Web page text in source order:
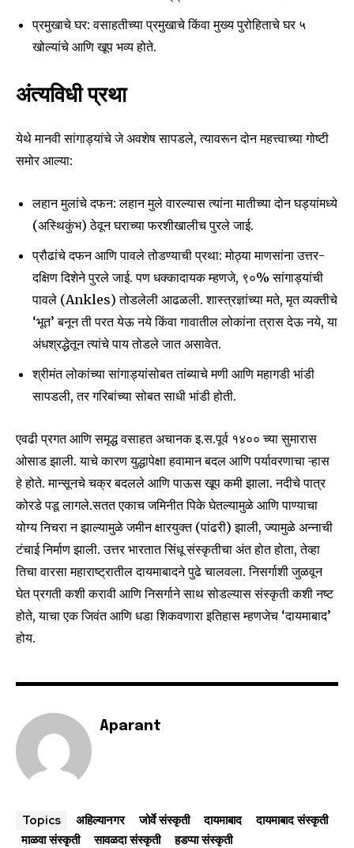
प्रमुखाचे घर: वसाहतीच्या प्रमुखाचे किंवा मुख्य पुरोहिताचे घर ५
खोल्यांचे आणि खूप भव्य होते.
अंत्यविधी प्रथा
येथे मानवी सांगाड्यांचे जे अवशेष सापडले, त्यावरून दोन महत्त्वाच्या गोष्टी
समोर आल्या:
लहान मुलांचे दफन: लहान मुले वारल्यास त्यांना मातीच्या दोन घड्यांमध्ये
(अस्थिकुंभ) ठेवून घराच्या फरशीखालीच पुरले जाई.
प्रौढांचे दफन आणि पावले तोडण्याची प्रथा: मोठ्या माणसांना उत्तर-
दक्षिण दिशेने पुरले जाई. पण धक्कादायक म्हणजे, ९०% सांगाड्यांची
पावले (Ankles) तोडलेली आढळली. शास्त्रज्ञांच्या मते, मृत व्यक्तीचे
‘भूत’ बनून ती परत येऊ नये किंवा गावातील लोकांना त्रास देऊ नये, या
अंधश्रद्धेतून त्यांचे पाय तोडले जात असावेत.
श्रीमंत लोकांच्या सांगाड्यांसोबत तांब्याचे मणी आणि महागडी भांडी
सापडली, तर गरिबांच्या सोबत साधी भांडी होती.
एवढी प्रगत आणि समृद्ध वसाहत अचानक इ.स.पूर्व १४०० च्या सुमारास
ओसाड झाली. याचे कारण युद्धापेक्षा हवामान बदल आणि पर्यावरणाचा ऱ्हास
हे होते. मान्सूनचे चक्र बदलले आणि पाऊस खूप कमी झाला. नदीचे पात्र
कोरडे पडू लागले.सतत एकाच जमिनीत पिके घेतल्यामुळे आणि पाण्याचा
योग्य निचरा न झाल्यामुळे जमीन क्षारयुक्त (पांढरी) झाली, ज्यामुळे अन्नाची
टंचाई निर्माण झाली. उत्तर भारतात सिंधू संस्कृतीचा अंत होत होता, तेव्हा
तिचा वारसा महाराष्ट्रातील दायमाबादने पुढे चालवला. निसर्गाशी जुळवून
घेत प्रगती कशी करावी आणि निसर्गाने साथ सोडल्यास संस्कृती कशी नष्ट
होते, याचा एक जिवंत आणि धडा शिकवणारा इतिहास म्हणजेच ‘दायमाबाद’
होय.
Aparant
Topics अहिल्यानगर जोर्वे संस्कृती दायमाबाद
दायमाबाद संस्कृती
माळवा संस्कृती
सावळदा संस्कृती हडप्पा संस्कृती